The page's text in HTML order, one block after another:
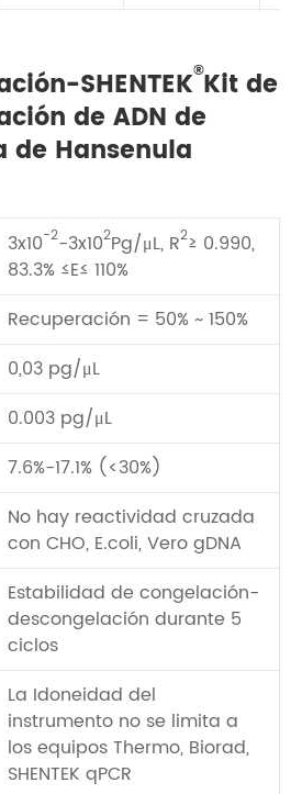
SHENTEK®Kit de
de ADN de
de Hansenula
3x10-2-3x102Pg/μL, R2≥ 0.990,
83.3% ≤E≤ 110%
Recuperación = 50% ~ 150%
0,03 pg/μL
0.003 pg/μL
7.6%-17.1% (<30%)
No hay reactividad cruzada
con CHO, E.coli, Vero gDNA
Estabilidad de congelación-
descongelación durante 5
ciclos
La Idoneidad del
instrumento no se limita a
los equipos Thermo, Biorad,
SHENTEK qPCR